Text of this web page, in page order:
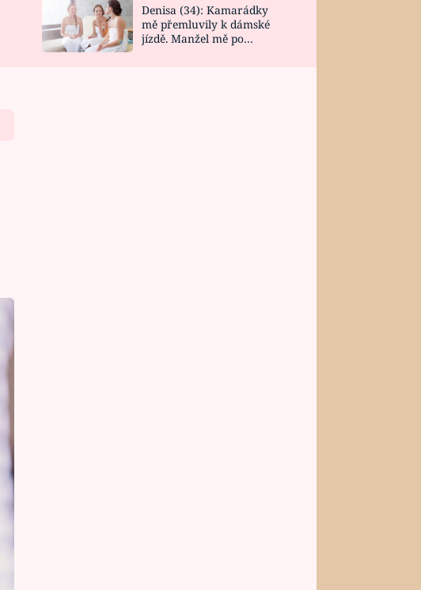
DESIGN
Denisa (34): Kamarádky
mě přemluvily k dámské
jízdě. Manžel mě po